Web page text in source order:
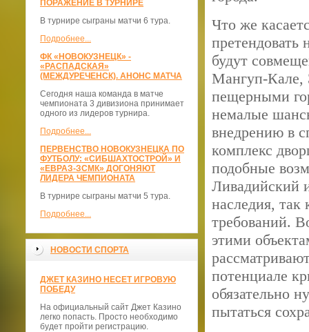
ПОРАЖЕНИЕ В ТУРНИРЕ
В турнире сыграны матчи 6 тура.
Подробнее...
ФК «НОВОКУЗНЕЦК» -
«РАСПАДСКАЯ»
(МЕЖДУРЕЧЕНСК). АНОНС МАТЧА
Сегодня наша команда в матче
чемпионата 3 дивизиона принимает
одного из лидеров турнира.
Подробнее...
ПЕРВЕНСТВО НОВОКУЗНЕЦКА ПО
ФУТБОЛУ: «СИБШАХТОСТРОЙ» И
«ЕВРАЗ-ЗСМК» ДОГОНЯЮТ
ЛИДЕРА ЧЕМПИОНАТА
В турнире сыграны матчи 5 тура.
Подробнее...
НОВОСТИ СПОРТА
ДЖЕТ КАЗИНО НЕСЕТ ИГРОВУЮ
ПОБЕДУ
На официальный сайт Джет Казино
легко попасть. Просто необходимо
будет пройти регистрацию.
Что же
будут
Мангуп-Кале,
пещерными
немалые
внедрению в
комплекс
подобные
Ливадийский
наследия,
требований.
этими
потенциале
обязательно
пытаться